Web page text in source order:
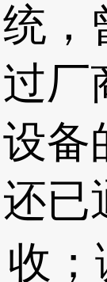
统，
过厂
设备
还已
收；